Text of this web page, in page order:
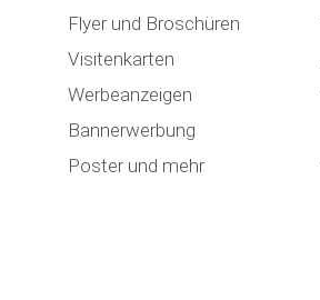
Flyer und Broschüren
Visitenkarten
Werbeanzeigen
Bannerwerbung
Poster und mehr